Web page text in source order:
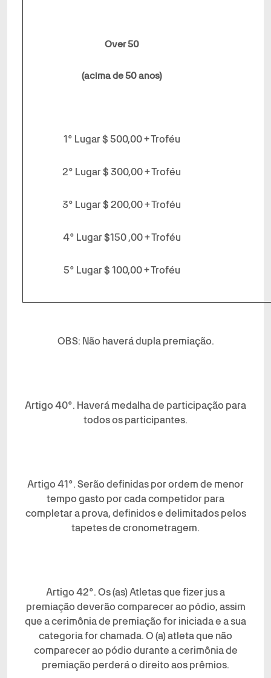
Over 50
(acima de 50 anos)
1° Lugar $ 500,00 + Troféu
2° Lugar $ 300,00 + Troféu
3° Lugar $ 200,00 + Troféu
4° Lugar $150 ,00 + Troféu
5° Lugar $ 100,00 + Troféu
OBS: Não haverá dupla premiação.
Artigo 40°. Haverá medalha de participação para
todos os participantes.
Artigo 41°. Serão definidas por ordem de menor
tempo gasto por cada competidor para
completar a prova, definidos e delimitados pelos
tapetes de cronometragem.
Artigo 42°. Os (as) Atletas que fizer jus a
premiação deverão comparecer ao pódio, assim
que a cerimônia de premiação for iniciada e a sua
categoria for chamada. O (a) atleta que não
comparecer ao pódio durante a cerimônia de
premiação perderá o direito aos prêmios.